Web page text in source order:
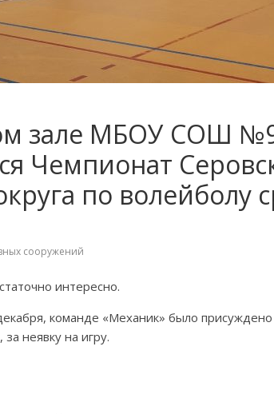
зале МБОУ СОШ
Чемпионат
по волейболу
сооружений
интересно.
команде «Механик» было присуждено
неявку на игру.